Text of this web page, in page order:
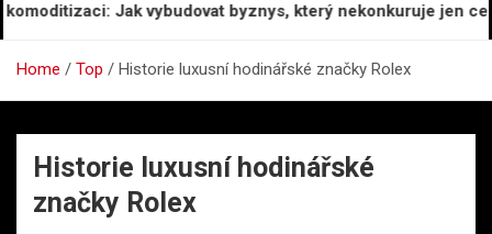
Jak vybudovat byznys, který nekonkuruje jen cenou
Home Top Historie luxusní hodinářské značky Rolex
Historie luxusní hodinářské
značky Rolex